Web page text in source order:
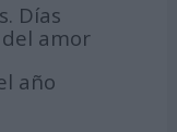
Días
amor
año